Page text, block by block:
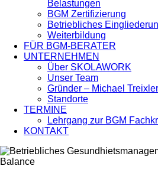
Belastungen
BGM Zertifizierung
Betriebliches
Weiterbildung
FÜR BGM-BERATER
UNTERNEHMEN
Über SKOLAWORK
Unser Team
Gründer – Michael Treixler
Standorte
TERMINE
Lehrgang zur BGM
KONTAKT